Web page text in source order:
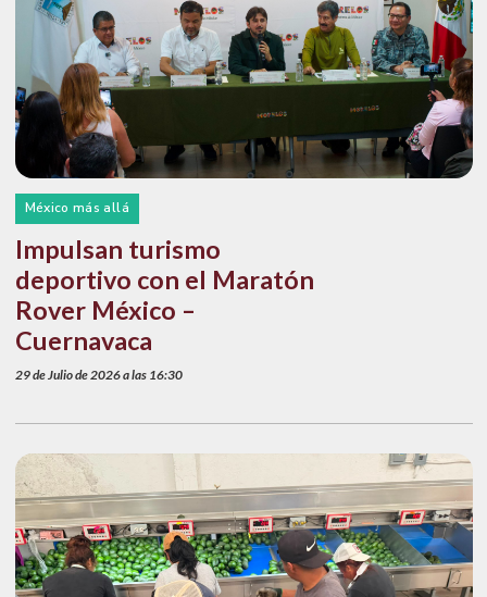
México más allá
Impulsan turismo
deportivo con el Maratón
Rover México –
Cuernavaca
29 de Julio de 2026 a las 16:30